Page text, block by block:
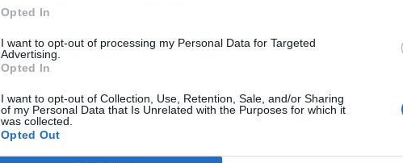
Opted In
I want to opt-out of processing my Personal Data for Targeted
Advertising.
Opted In
I want to opt-out of Collection, Use, Retention, Sale, and/or Sharing
of my Personal Data that Is Unrelated with the Purposes for which it
was collected.
Opted Out